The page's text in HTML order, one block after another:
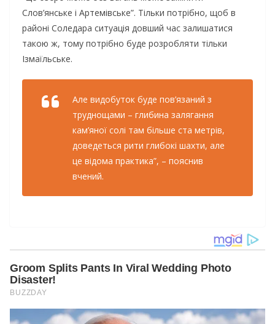
Слов’янське і Артемівське”. Тільки потрібно, щоб в
районі Соледара ситуація довший час залишатися
такою ж, тому потрібно буде розробляти тільки
Ізмаїльське.
Але видобуток буде пов’язаний з
труднощами – глибина залягання
кам’яної солі там більше ста метрів,
доведеться рити глибокі шахти, але
це відома практика”, – пояснив
вчений.